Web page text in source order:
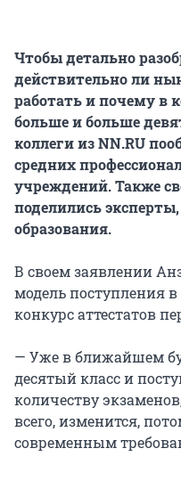
Чтобы детально
действительно ли
работать и почему в
больше и больше
коллеги из NN.RU
средних
учреждений. Также
поделились
образования.
В своем заявлении
модель поступления
конкурс аттестатов
— Уже в ближайшем
десятый класс и
количеству
всего, изменится,
современным